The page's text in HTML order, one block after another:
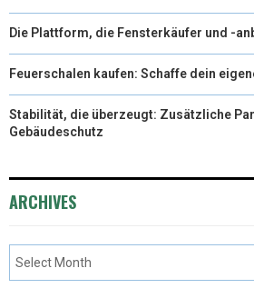
Die Plattform, die Fensterkäufer und -
Feuerschalen kaufen: Schaffe dein
Stabilität, die überzeugt: Zusätzliche
Gebäudeschutz
ARCHIVES